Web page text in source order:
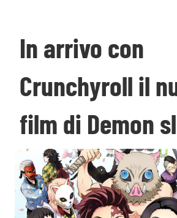
In arrivo con
Crunchyroll il
film di Demon